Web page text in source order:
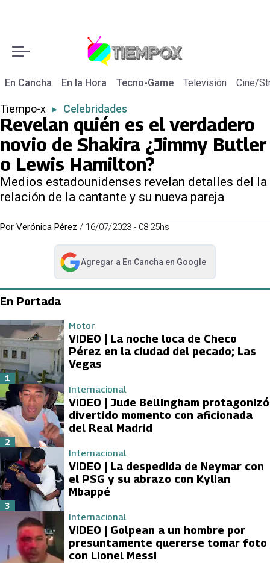
En Cancha En la Hora Tecno-Game Televisión Cine/
Tiempo-x ▸ Celebridades
Revelan quién es el verdadero
novio de Shakira ¿Jimmy Butler
o Lewis Hamilton?
Medios estadounidenses revelan detalles del la
relación de la cantante y su nueva pareja
Por Verónica Pérez / 16/07/2023 - 08:25hs
Agregar a En Cancha en Google
abre en nueva pestaña
En Portada
Motor
VIDEO | La noche loca de Checo
Pérez en la ciudad del pecado; Las
Vegas
1
Internacional
VIDEO | Jude Bellingham protagonizó
divertido momento con aficionada
del Real Madrid
2
Internacional
VIDEO | La despedida de Neymar con
el PSG y su abrazo con Kylian
Mbappé
3
Internacional
VIDEO | Golpean a un hombre por
presuntamente quererse tomar foto
con Lionel Messi